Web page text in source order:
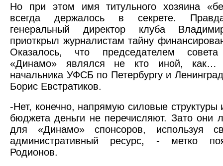
Но при этом имя титульного хозяина
всегда держалось в секрете.
генеральный директор клуба
приоткрыл журналистам тайну
Оказалось, что председателем совета
«Динамо» являлся не кто иной, как…
начальника УФСБ по Петербургу и
Борис Евстратиков.
-Нет, конечно, напрямую силовые структуры
бюджета деньги не перечисляют. Зато они
для «Динамо» спонсоров, используя
административный ресурс, - метко
Родионов.